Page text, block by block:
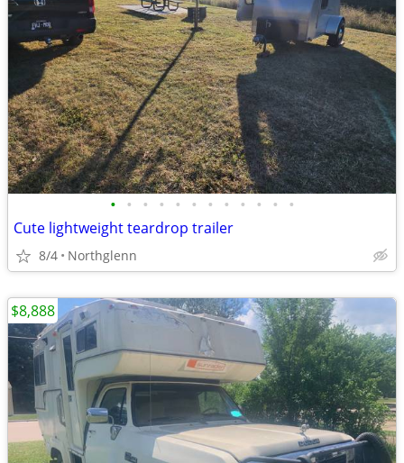
• • • • • • • • • • • •
Cute lightweight teardrop trailer
8/4 Northglenn
$8,888